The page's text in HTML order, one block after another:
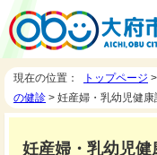
現在の位置： トップページ >
の健診 > 妊産婦・乳幼児健康
妊産婦・乳幼児健